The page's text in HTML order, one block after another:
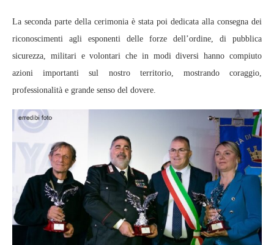
La seconda parte della cerimonia è stata poi dedicata alla consegna dei
riconoscimenti agli esponenti delle forze dell’ordine, di pubblica
sicurezza, militari e volontari che in modi diversi hanno compiuto
azioni importanti sul nostro territorio, mostrando coraggio,
professionalità e grande senso del dovere.